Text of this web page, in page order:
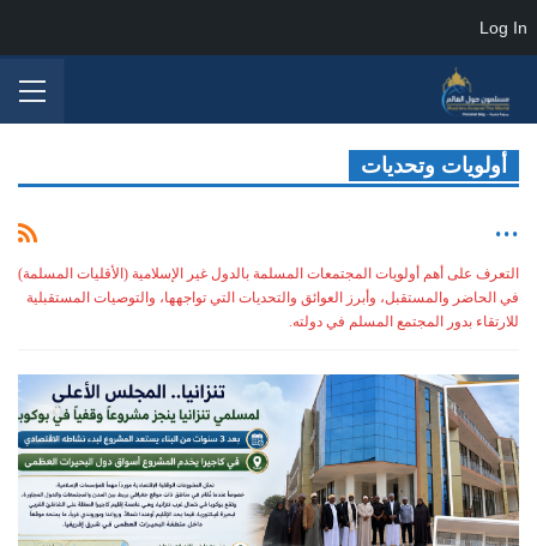
أولويات وتحديات
...
التعرف على أهم أولويات المجتمعات المسلمة بالدول غير الإسلامية (الأقليات المسلمة)
في الحاضر والمستقبل، وأبرز العوائق والتحديات التي تواجهها، والتوصيات المستقبلية
للارتقاء بدور المجتمع المسلم في دولته.
Log In